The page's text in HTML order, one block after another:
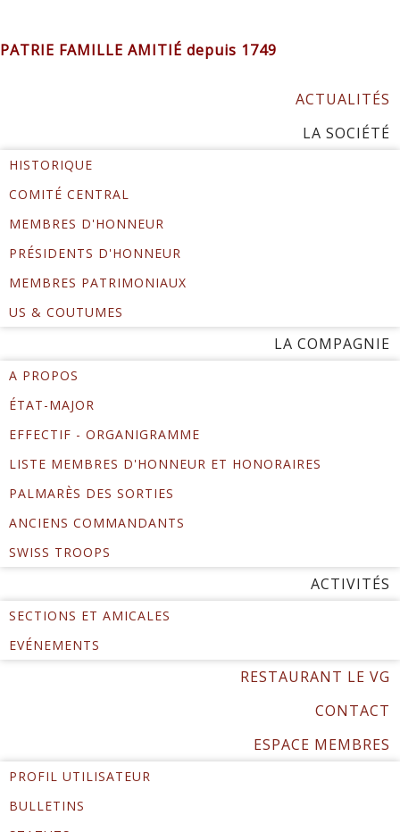
PATRIE FAMILLE AMITIÉ depuis 1749
ACTUALITÉS
LA SOCIÉTÉ
HISTORIQUE
COMITÉ CENTRAL
MEMBRES D'HONNEUR
PRÉSIDENTS D'HONNEUR
MEMBRES PATRIMONIAUX
US & COUTUMES
LA COMPAGNIE
A PROPOS
ÉTAT-MAJOR
EFFECTIF - ORGANIGRAMME
LISTE MEMBRES D'HONNEUR ET HONORAIRES
PALMARÈS DES SORTIES
ANCIENS COMMANDANTS
SWISS TROOPS
ACTIVITÉS
SECTIONS ET AMICALES
EVÉNEMENTS
RESTAURANT LE VG
CONTACT
ESPACE MEMBRES
PROFIL UTILISATEUR
BULLETINS